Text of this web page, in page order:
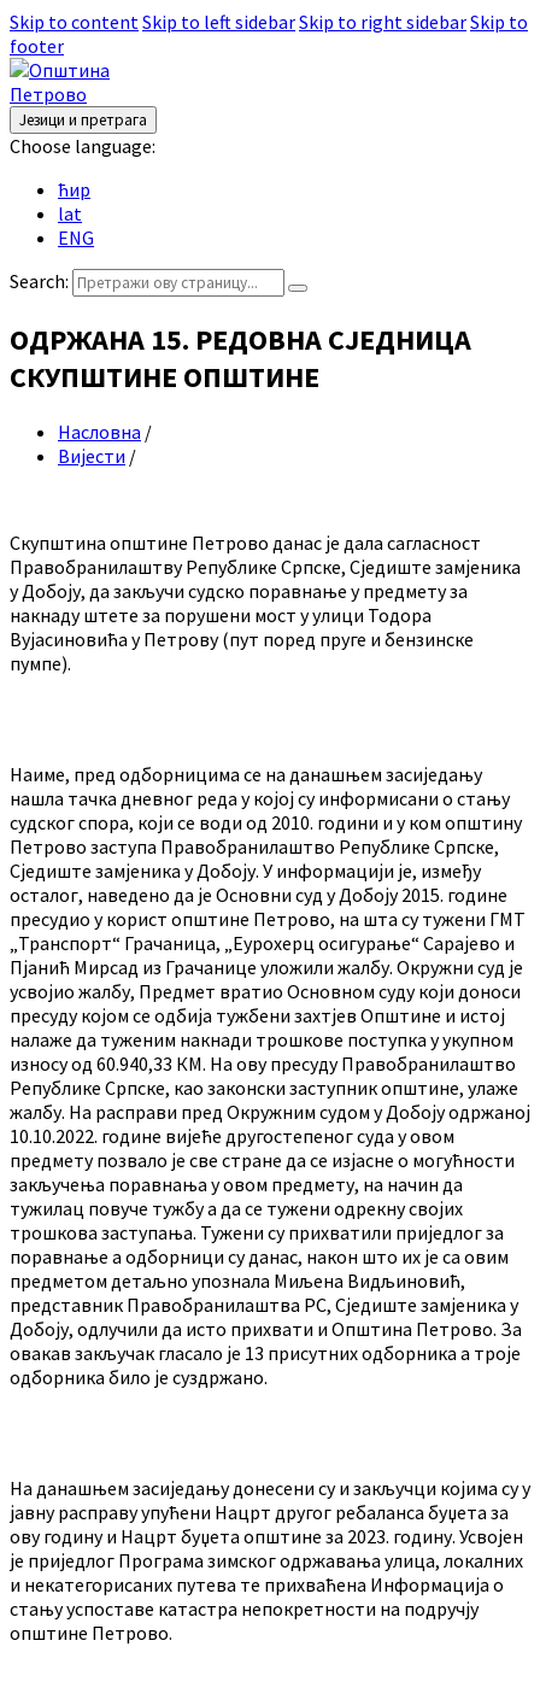
Skip to contentSkip to left sidebarSkip to right sidebarSkip to
footer
Језици и претрага
Choose language:
ћир
lat
ENG
Search:
ОДРЖАНА 15. РЕДОВНА СЈЕДНИЦА
СКУПШТИНЕ ОПШТИНЕ
Насловна /
Вијести /
Скупштина општине Петрово данас је дала сагласност
Правобранилаштву Републике Српске, Сједиште замјеника
у Добоју, да закључи судско поравнање у предмету за
накнаду штете за порушени мост у улици Тодора
Вујасиновића у Петрову (пут поред пруге и бензинске
пумпе).
Наиме, пред одборницима се на данашњем засиједању
нашла тачка дневног реда у којој су информисани о стању
судског спора, који се води од 2010. години и у ком општину
Петрово заступа Правобранилаштво Републике Српске,
Сједиште замјеника у Добоју. У информацији је, између
осталог, наведено да је Основни суд у Добоју 2015. године
пресудио у корист општине Петрово, на шта су тужени ГМТ
„Транспорт“ Грачаница, „Еурохерц осигурање“ Сарајево и
Пјанић Мирсад из Грачанице уложили жалбу. Окружни суд је
усвојио жалбу, Предмет вратио Основном суду који доноси
пресуду којом се одбија тужбени захтјев Општине и истој
налаже да туженим накнади трошкове поступка у укупном
износу од 60.940,33 КМ. На ову пресуду Правобранилаштво
Републике Српске, као законски заступник општине, улаже
жалбу. На расправи пред Окружним судом у Добоју одржаној
10.10.2022. године вијеће другостепеног суда у овом
предмету позвало је све стране да се изјасне о могућности
закључења поравнања у овом предмету, на начин да
тужилац повуче тужбу а да се тужени одрекну својих
трошкова заступања. Тужени су прихватили приједлог за
поравнање а одборници су данас, након што их је са овим
предметом детаљно упознала Миљена Видљиновић,
представник Правобранилаштва РС, Сједиште замјеника у
Добоју, одлучили да исто прихвати и Општина Петрово. За
овакав закључак гласало је 13 присутних одборника а троје
одборника било је суздржано.
На данашњем засиједању донесени су и закључци којима су у
јавну расправу упућени Нацрт другог ребаланса буџета за
ову годину и Нацрт буџета општине за 2023. годину. Усвојен
је приједлог Програма зимског одржавања улица, локалних
и некатегорисаних путева те прихваћена Информација о
стању успоставе катастра непокретности на подручју
општине Петрово.